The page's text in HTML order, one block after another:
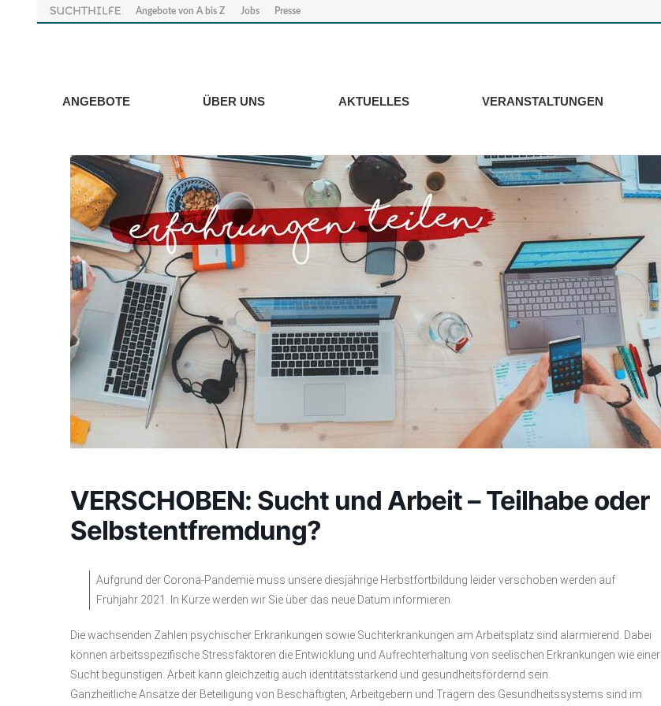
Angebote von A bis Z Jobs Presse
ANGEBOTE ÜBER UNS AKTUELLES VERANSTALTUNGEN
VERSCHOBEN: Sucht und Arbeit – Teilhabe oder
Selbstentfremdung?
Aufgrund der Corona-Pandemie muss unsere diesjährige Herbstfortbildung leider verschoben werden auf
Frühjahr 2021. In Kürze werden wir Sie über das neue Datum informieren.
Die wachsenden Zahlen psychischer Erkrankungen sowie Suchterkrankungen am Arbeitsplatz sind alarmierend. Dabei
können arbeitsspezifische Stressfaktoren die Entwicklung und Aufrechterhaltung von seelischen Erkrankungen wie einer
Sucht begünstigen. Arbeit kann gleichzeitig auch identitätsstärkend und gesundheitsfördernd sein.
Ganzheitliche Ansätze der Beteiligung von Beschäftigten, Arbeitgebern und Trägern des Gesundheitssystems sind im